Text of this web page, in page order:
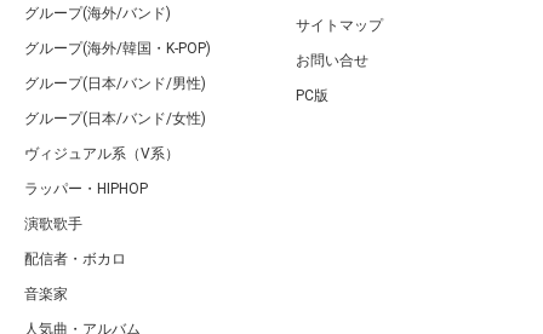
グループ(海外/バンド)
グループ(海外/韓国・K-POP)
グループ(日本/バンド/男性)
グループ(日本/バンド/女性)
ヴィジュアル系（V系）
ラッパー・HIPHOP
演歌歌手
配信者・ボカロ
音楽家
人気曲・アルバム
サイトマップ
お問い合せ
PC版